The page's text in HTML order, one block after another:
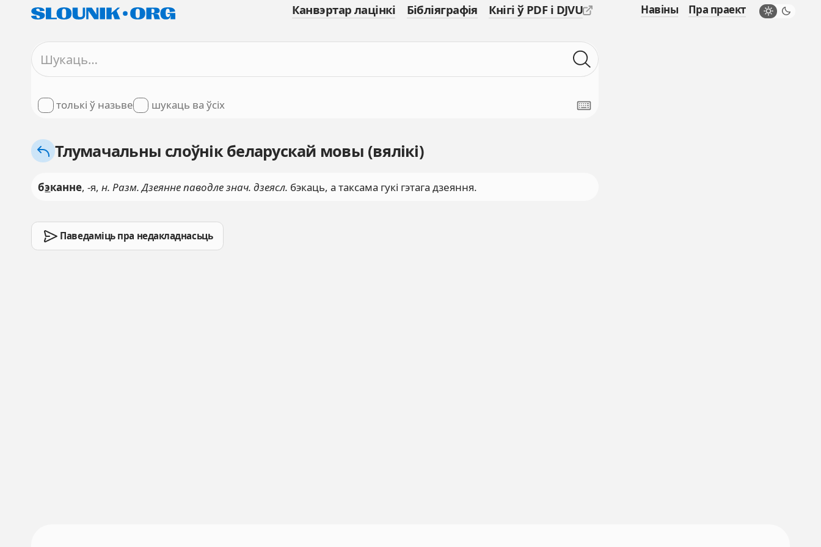
Канвэртар лацінкі Бібліяграфія Кнігі ў PDF і DJVU Навіны Пра праект
толькі ў назьве шукаць ва ўсіх
Тлумачальны слоўнік беларускай мовы (вялікі)
бэканне, -я,н. Разм. Дзеянне паводле знач. дзеясл. бэкаць, а таксама гукі гэтага дзеяння.
Паведаміць пра недакладнасьць